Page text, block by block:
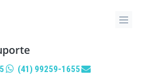
(41) 99259-1655